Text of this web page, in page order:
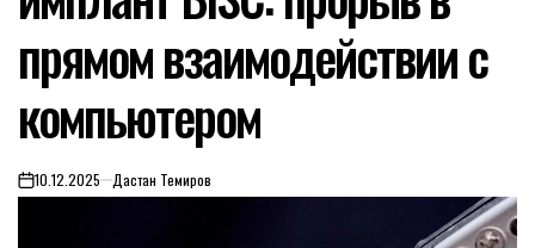
прямом взаимодействии с
компьютером
on10.12.2025 Дастан Темиров